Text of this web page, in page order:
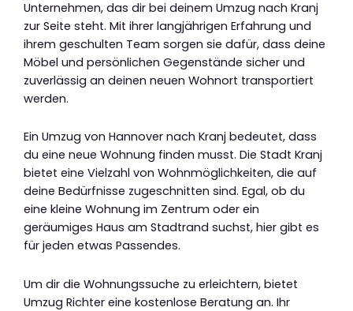
Unternehmen, das dir bei deinem Umzug nach Kranj
zur Seite steht. Mit ihrer langjährigen Erfahrung und
ihrem geschulten Team sorgen sie dafür, dass deine
Möbel und persönlichen Gegenstände sicher und
zuverlässig an deinen neuen Wohnort transportiert
werden.
Ein Umzug von Hannover nach Kranj bedeutet, dass
du eine neue Wohnung finden musst. Die Stadt Kranj
bietet eine Vielzahl von Wohnmöglichkeiten, die auf
deine Bedürfnisse zugeschnitten sind. Egal, ob du
eine kleine Wohnung im Zentrum oder ein
geräumiges Haus am Stadtrand suchst, hier gibt es
für jeden etwas Passendes.
Um dir die Wohnungssuche zu erleichtern, bietet
Umzug Richter eine kostenlose Beratung an. Ihr